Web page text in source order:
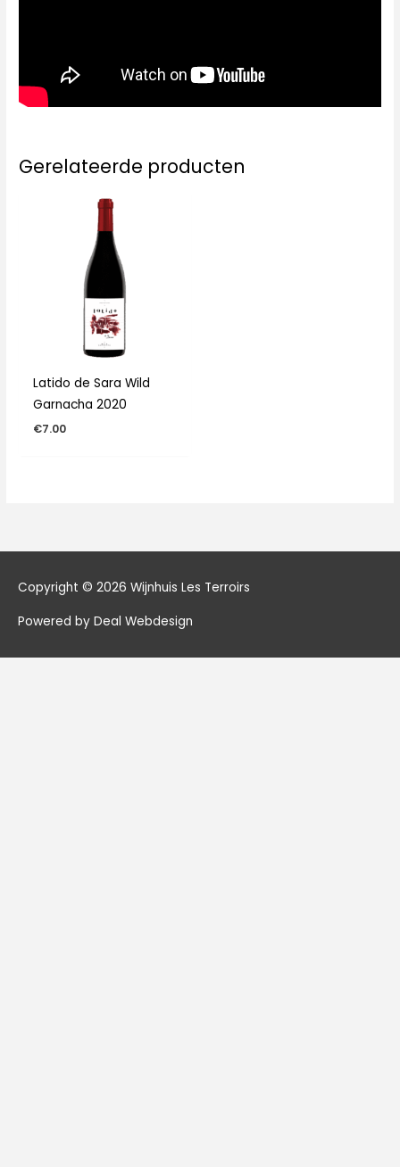
Gerelateerde producten
Latido de Sara Wild
Garnacha 2020
€7.00
Copyright © 2026 Wijnhuis Les Terroirs
Powered by Deal Webdesign